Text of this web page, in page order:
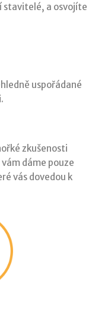
stavitelé, a osvojíte
uspořádané
zkušenosti
dáme pouze
vás dovedou k